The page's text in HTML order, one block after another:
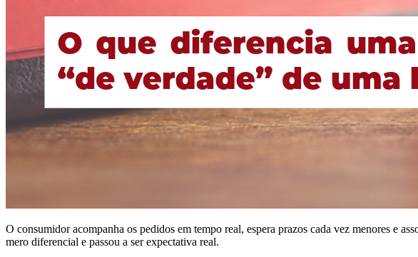
O consumidor acompanha os pedidos em tempo real, espera prazos cada vez menores e
mero diferencial e passou a ser expectativa real.